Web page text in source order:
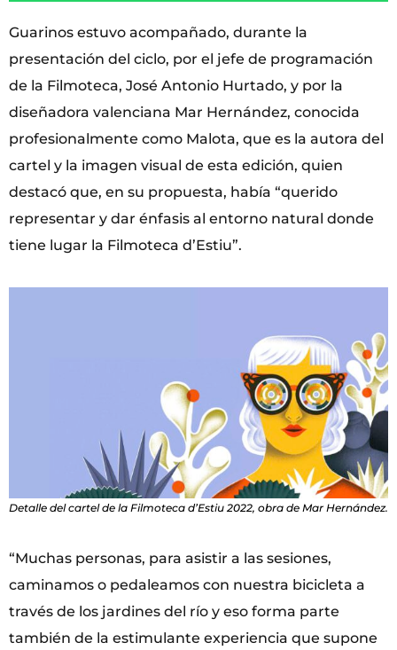
Guarinos estuvo acompañado, durante la
presentación del ciclo, por el jefe de programación
de la Filmoteca, José Antonio Hurtado, y por la
diseñadora valenciana Mar Hernández, conocida
profesionalmente como Malota, que es la autora del
cartel y la imagen visual de esta edición, quien
destacó que, en su propuesta, había “querido
representar y dar énfasis al entorno natural donde
tiene lugar la Filmoteca d’Estiu”.
Detalle del cartel de la Filmoteca d’Estiu 2022, obra de Mar Hernández.
“Muchas personas, para asistir a las sesiones,
caminamos o pedaleamos con nuestra bicicleta a
través de los jardines del río y eso forma parte
también de la estimulante experiencia que supone